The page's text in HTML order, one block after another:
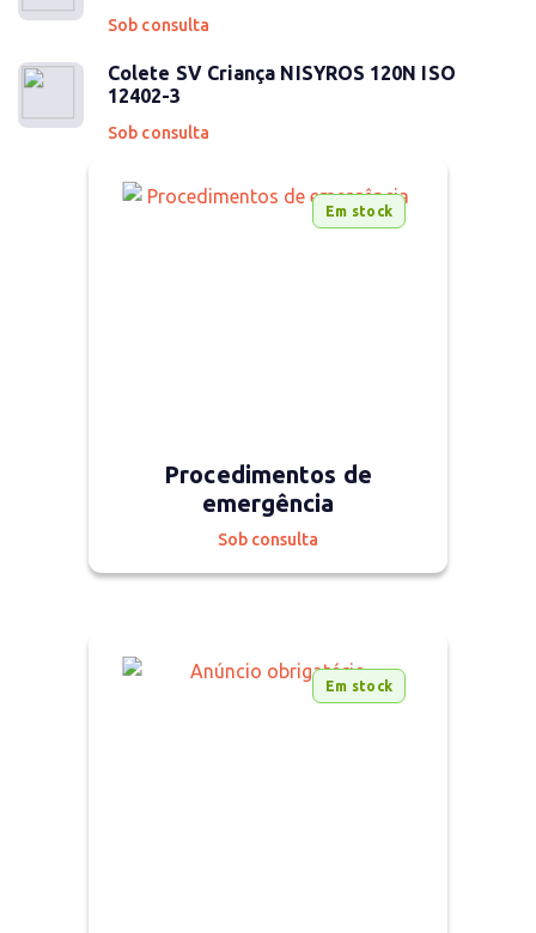
Sob consulta
Colete SV Criança NISYROS 120N ISO
12402-3
Sob consulta
Em stock
Procedimentos de
emergência
Sob consulta
Em stock